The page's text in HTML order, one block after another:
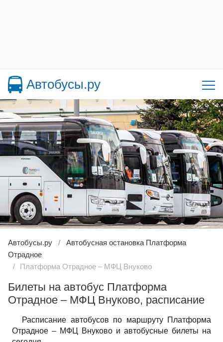
Автобусы.ру
Автобусы.ру
Автобусная остановка Платформа
Отрадное
Платформа Отрадное – МФЦ Внуково
Билеты на автобус Платформа
Отрадное – МФЦ Внуково, расписание
Расписание автобусов по маршруту Платформа
Отрадное – МФЦ Внуково и автобусные билеты на